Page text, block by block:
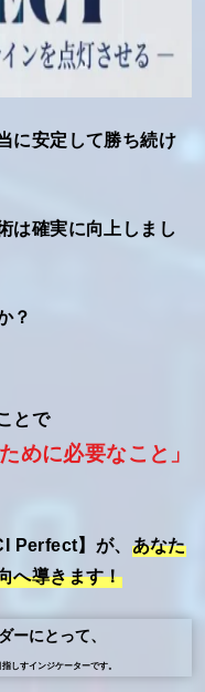
に安定して勝ち続け
は確実に向上しまし
？
とで
めに必要なこと」
Perfect】が、 あなた
へ導きます！
ーにとって、
しすインジケーターです。